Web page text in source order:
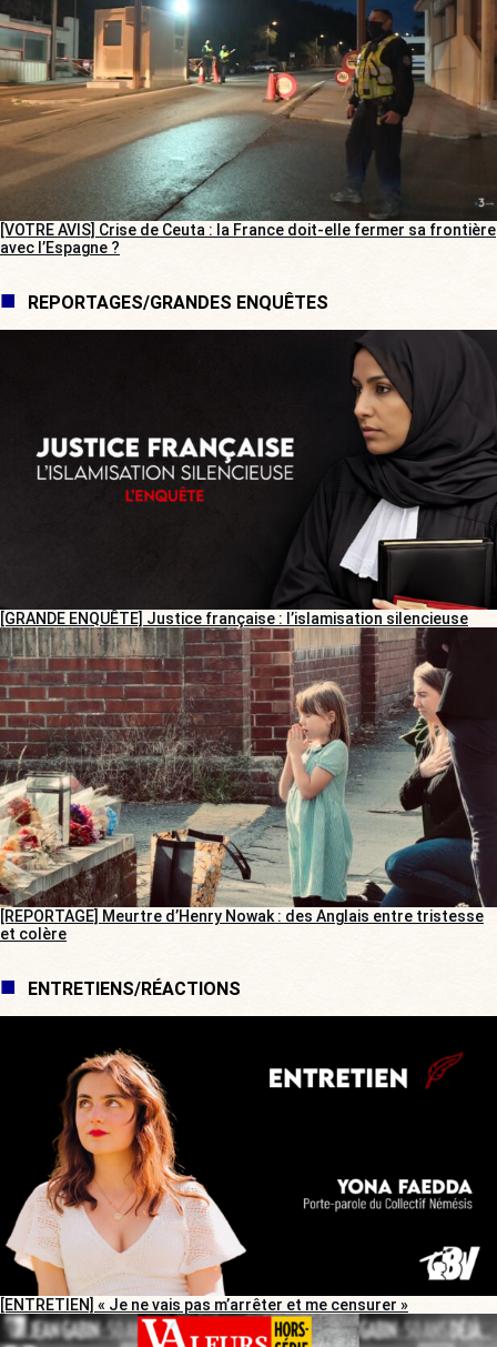
[VOTRE AVIS] Crise de Ceuta : la France doit-elle fermer sa frontière
avec l’Espagne ?
REPORTAGES/GRANDES ENQUÊTES
[GRANDE ENQUÊTE] Justice française : l’islamisation silencieuse
[REPORTAGE] Meurtre d’Henry Nowak : des Anglais entre tristesse
et colère
ENTRETIENS/RÉACTIONS
[ENTRETIEN] « Je ne vais pas m’arrêter et me censurer »